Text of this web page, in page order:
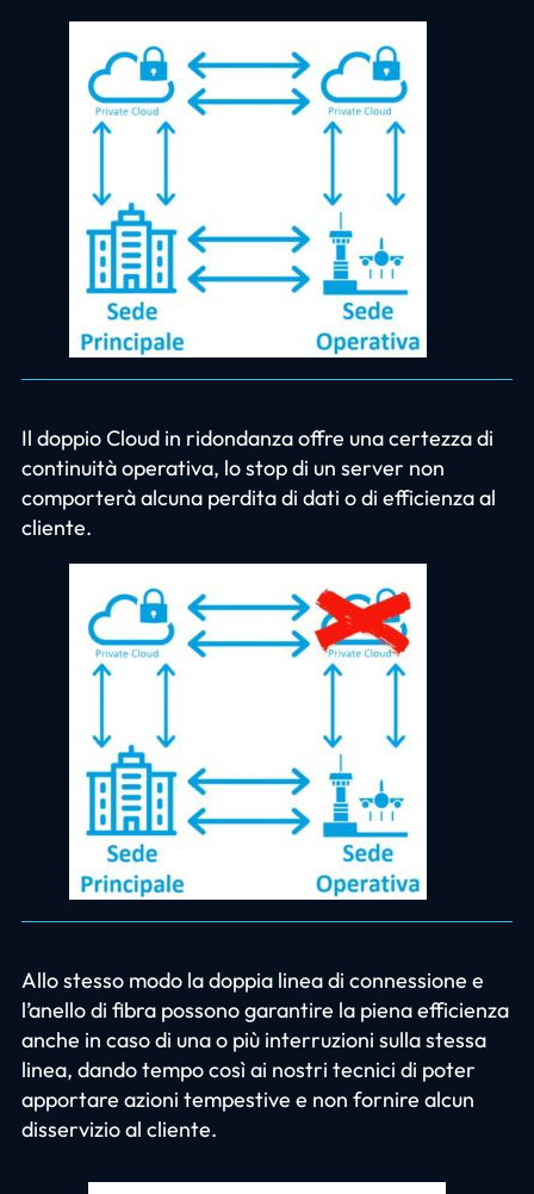
Il doppio Cloud in ridondanza offre una certezza di
continuità operativa, lo stop di un server non
comporterà alcuna perdita di dati o di efficienza al
cliente.
Allo stesso modo la doppia linea di connessione e
l’anello di fibra possono garantire la piena efficienza
anche in caso di una o più interruzioni sulla stessa
linea, dando tempo così ai nostri tecnici di poter
apportare azioni tempestive e non fornire alcun
disservizio al cliente.